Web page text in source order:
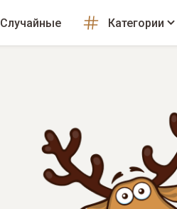
Случайные Категории